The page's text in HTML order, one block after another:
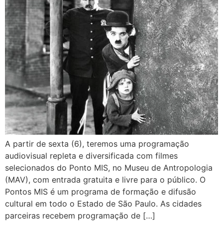
A partir de sexta (6), teremos uma programação
audiovisual repleta e diversificada com filmes
selecionados do Ponto MIS, no Museu de Antropologia
(MAV), com entrada gratuita e livre para o público. O
Pontos MIS é um programa de formação e difusão
cultural em todo o Estado de São Paulo. As cidades
parceiras recebem programação de […]